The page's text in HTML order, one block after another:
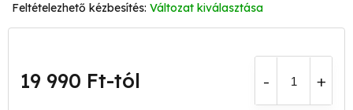
Változat kiválasztása
19 990 Ft-tól